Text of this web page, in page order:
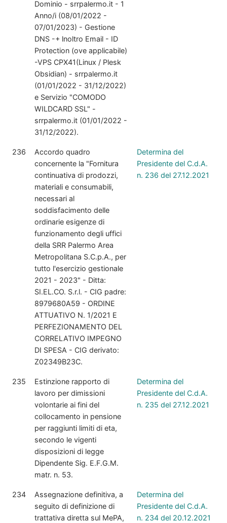
Dominio - srrpalermo.it - 1
Anno/i (08/01/2022 -
07/01/2023) - Gestione
DNS -+ lnoltro Email - ID
Protection (ove applicabile)
-VPS CPX41(Linux / Plesk
Obsidian) - srrpalermo.it
(01/01/2022 - 31/12/2022)
e Servizio "COMODO
WILDCARD SSL" -
srrpalermo.it (01/01/2022 -
31/12/2022).
236
Accordo quadro
concernente la "Fornitura
continuativa di prodozzi,
materiali e consumabili,
necessari al
soddisfacimento delle
ordinarie esigenze di
funzionamento degli uffici
della SRR Palermo Area
Metropolitana S.C.p.A., per
tutto l'esercizio gestionale
2021 - 2023" - Ditta:
SI.EL.CO. S.r.l. - CIG padre:
8979680A59 - ORDINE
ATTUATIVO N. 1/2021 E
PERFEZIONAMENTO DEL
CORRELATIVO IMPEGNO
DI SPESA - CIG derivato:
Z02349B23C.
Determina del
Presidente del C.d.A.
n. 236 del 27.12.2021
235
Estinzione rapporto di
lavoro per dimissioni
volontarie ai fini del
collocamento in pensione
per raggiunti limiti di eta,
secondo le vigenti
disposizioni di legge
Dipendente Sig. E.F.G.M.
matr. n. 53.
Determina del
Presidente del C.d.A.
n. 235 del 27.12.2021
234
Assegnazione definitiva, a
seguito di definizione di
trattativa diretta sul MePA,
Determina del
Presidente del C.d.A.
n. 234 del 20.12.2021